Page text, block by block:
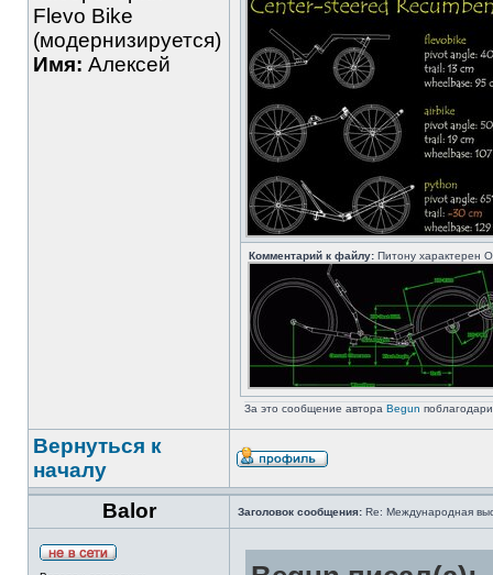
Flevo Bike
(модернизируется)
Имя: Алексей
Комментарий к файлу: Питону характерен
За это сообщение автора Begun
Вернуться к
началу
Balor
Заголовок сообщения: Re: Международная